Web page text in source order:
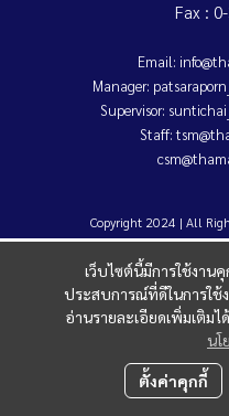
เว็บไซต์นี้มีการใช้งาน
ประสบการณ์ที่ดีในการใช้
อ่านรายละเอียดเพิ่มเติมไ
นโ
ตั้งค่าคุกกี้
Fax :
Email:
Manager:
Supervisor:
Staff:
Copyright 2024 | All